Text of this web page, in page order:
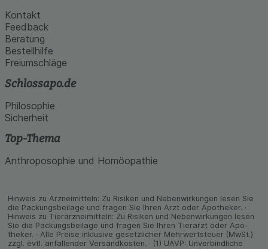
Kontakt
Feedback
Beratung
Bestellhilfe
Freiumschläge
Schlossapo.de
Philosophie
Sicherheit
Top-Thema
Anthroposophie und Homöopathie
Hinweis zu Arzneimitteln: Zu Risiken und Neben­wirkungen lesen Sie
die Packungs­beilage und fragen Sie Ihren Arzt oder Apo­theker. ·
Hinweis zu Tier­arz­nei­mitteln: Zu Risiken und Neben­wirkungen lesen
Sie die Packungs­beilage und fragen Sie Ihren Tier­arzt oder Apo­
theker. · Alle Preise inklusive gesetz­licher Mehrwertsteuer (MwSt.)
zzgl. evtl. anfallender Versand­kosten. · (1) UAVP: Unverbindliche